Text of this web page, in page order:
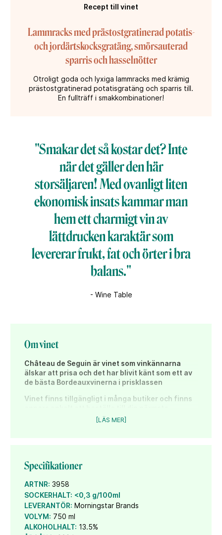
Recept till vinet
Lammracks med prästostgratinerad potatis-
och jordärtskocksgratäng, smörsauterad
sparris och hasselnötter
Otroligt goda och lyxiga lammracks med krämig
prästostgratinerad potatisgratäng och sparris till.
En fullträff i smakkombinationer!
"Smakar det så kostar det? Inte
när det gäller den här
storsäljaren! Med ovanligt liten
ekonomisk insats kammar man
hem ett charmigt vin av
lättdrucken karaktär som
levererar frukt, fat och örter i bra
balans."
- Wine Table
Om vinet
Château de Seguin är vinet som vinkännarna
älskar att prisa och det har blivit känt som ett av
de bästa Bordeauxvinerna i prisklassen
Vinet finns tillgängligt i många butiker och finns
Cabernet Franc, är en stiltyp som är som skapad för
mat från grillen. En given följeslagare till nötkött —
grillad entrecôte, biff eller hamburgare — där
vinets mörka frukt, tanninstruktur och ekfatsinslag
kompletterar det rökiga och saftiga från grillen. Det
fungerar även bra till lamm och t.ex grillad chorizo.
Ett av Sveriges mest sålda Bordeauxvin
[LÄS MER]
Specifikationer
ARTNR: 3958
SOCKERHALT: <0,3 g/100ml
LEVERANTÖR: Morningstar Brands
VOLYM: 750 ml
ALKOHOLHALT: 13.5%